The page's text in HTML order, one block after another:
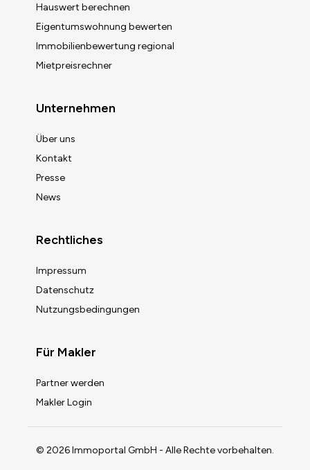
Hauswert berechnen
Eigentumswohnung bewerten
Immobilienbewertung regional
Mietpreisrechner
Unternehmen
Über uns
Kontakt
Presse
News
Rechtliches
Impressum
Datenschutz
Nutzungsbedingungen
Für Makler
Partner werden
Makler Login
© 2026 Immoportal GmbH - Alle Rechte vorbehalten.